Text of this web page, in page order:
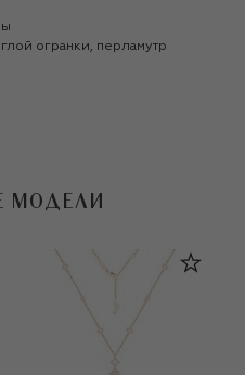
огранки, перламутр
МОДЕЛИ